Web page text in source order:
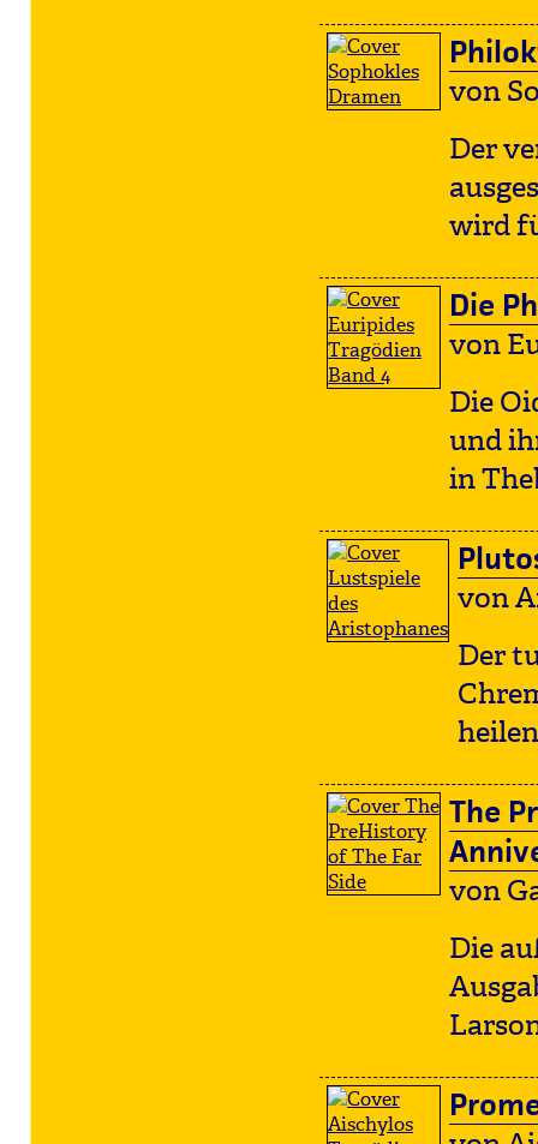
von
Der
wird
Die
von
Die
und
in
von
Der
The
von
Die